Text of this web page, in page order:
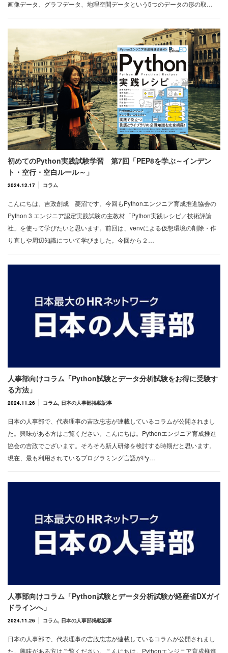
画像データ、グラフデータ、地理空間データという5つのデータの形の取…
初めてのPython実践試験学習 第7回「PEP8を学ぶ～インデン
ト・空行・空白ルール～」
2024.12.17 コラム
こんにちは、吉政創成 菱沼です。今回もPythonエンジニア育成推進協会の
Python 3 エンジニア認定実践試験の主教材「Python実践レシピ／技術評論
社」を使って学びたいと思います。前回は、venvによる仮想環境の削除・作
り直しや周辺知識について学びました。今回から２…
人事部向けコラム「Python試験とデータ分析試験をお得に受験す
る方法」
2024.11.26 コラム, 日本の人事部掲載記事
日本の人事部で、代表理事の吉政忠志が連載しているコラムが公開されまし
た。興味がある方はご覧ください。こんにちは。Pythonエンジニア育成推進
協会の吉政でございます。そろそろ新人研修を検討する時期だと思います。
現在、最も利用されているプログラミング言語がPy…
人事部向けコラム「Python試験とデータ分析試験が経産省DXガイ
ドラインへ」
2024.11.26 コラム, 日本の人事部掲載記事
日本の人事部で、代表理事の吉政忠志が連載しているコラムが公開されまし
た。興味がある方はご覧ください。こんにちは。Pythonエンジニア育成推進